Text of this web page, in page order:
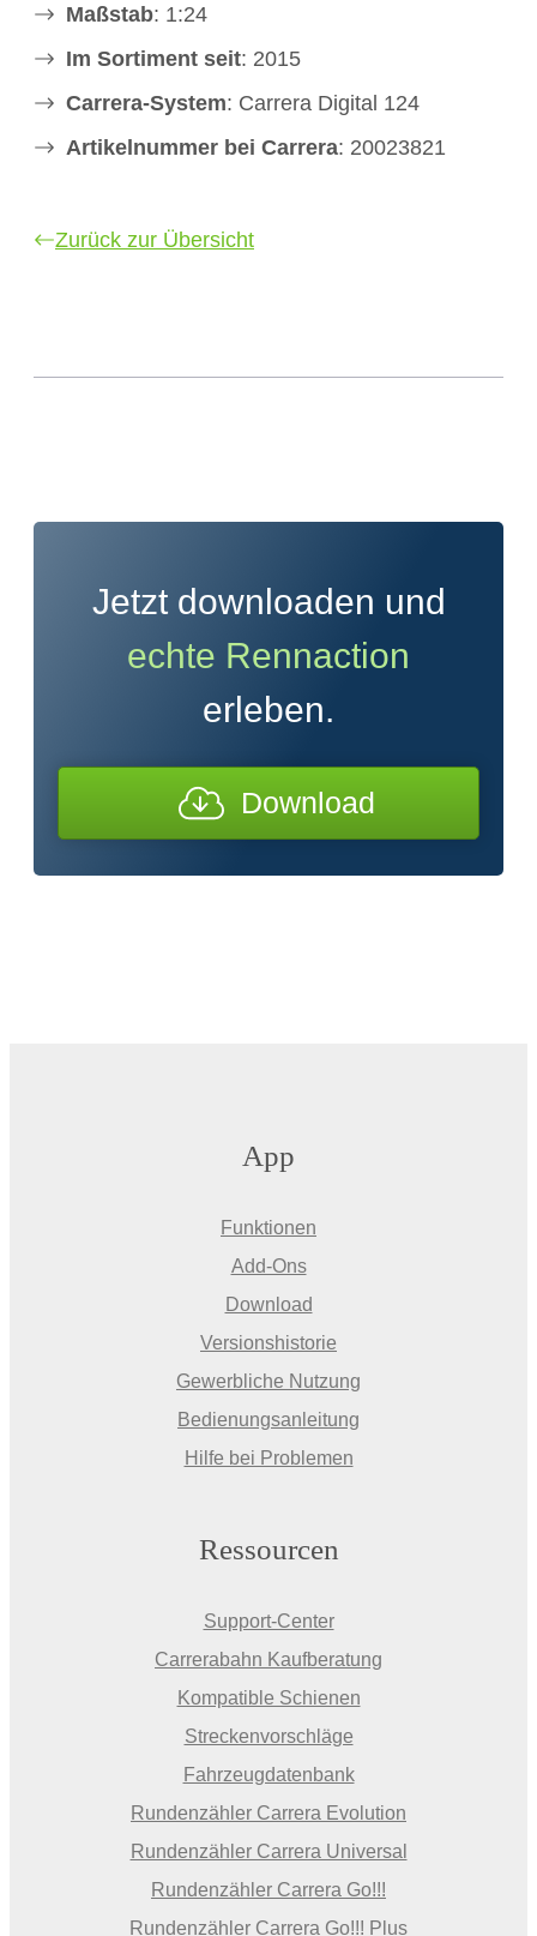
Maßstab: 1:24
Im Sortiment seit: 2015
Carrera-System: Carrera Digital 124
Artikelnummer bei Carrera: 20023821
Zurück zur Übersicht
Jetzt downloaden und
echte Rennaction
erleben.
Download
App
Funktionen
Add-Ons
Download
Versionshistorie
Gewerbliche Nutzung
Bedienungsanleitung
Hilfe bei Problemen
Ressourcen
Support-Center
Carrerabahn Kaufberatung
Kompatible Schienen
Streckenvorschläge
Fahrzeugdatenbank
Rundenzähler Carrera Evolution
Rundenzähler Carrera Universal
Rundenzähler Carrera Go!!!
Rundenzähler Carrera Go!!! Plus